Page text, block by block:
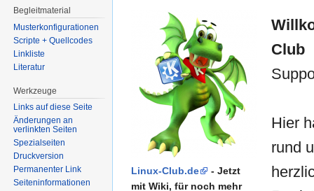
Linux-Club.de
- Jetzt
mit Wiki, für noch mehr
Club
Hier
rund
Begleitmaterial
Musterkonfigurationen
Scripte + Quellcodes
Linkliste
Literatur
Werkzeuge
Links auf diese Seite
Änderungen an
verlinkten Seiten
Spezialseiten
Druckversion
Permanenter Link
Seiten­informationen